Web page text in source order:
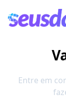
Entre em